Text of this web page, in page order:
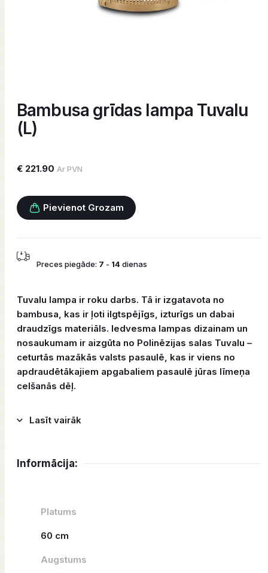
Bambusa grīdas lampa Tuvalu
(L)
€ 221.90 Ar PVN
Pievienot Grozam
Preces piegāde: 7 - 14dienas
Tuvalu lampa ir roku darbs. Tā ir izgatavota no
bambusa, kas ir ļoti ilgtspējīgs, izturīgs un dabai
draudzīgs materiāls. Iedvesma lampas dizainam un
nosaukumam ir aizgūta no Polinēzijas salas Tuvalu –
ceturtās mazākās valsts pasaulē, kas ir viens no
apdraudētākajiem apgabaliem pasaulē jūras līmeņa
celšanās dēļ.
Lasīt vairāk
Informācija:
Platums
60 cm
Augstums